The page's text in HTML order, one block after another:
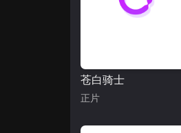
苍白骑士
正片